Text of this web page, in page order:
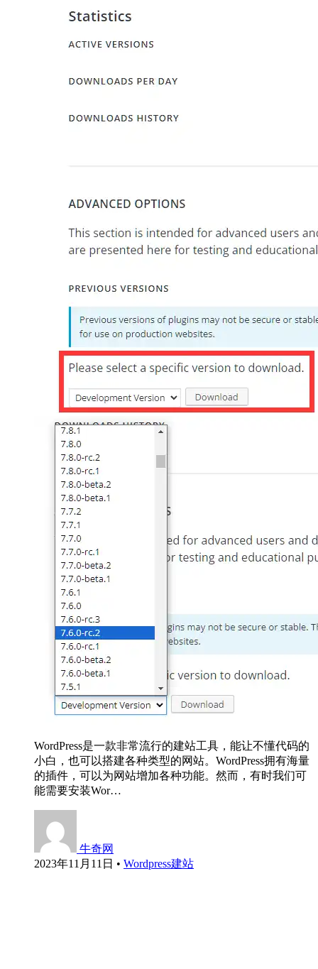
WordPress是一款非常流行的建站工具，能让不懂代码的
小白，也可以搭建各种类型的网站。WordPress拥有海量
的插件，可以为网站增加各种功能。然而，有时我们可
能需要安装Wor…
牛奇网
2023年11月11日 • Wordpress建站